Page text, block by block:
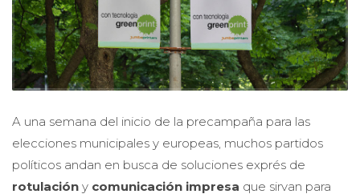
A una semana del inicio de la precampaña para las
elecciones municipales y europeas, muchos partidos
políticos andan en busca de soluciones exprés de
rotulación y comunicación impresa que sirvan para